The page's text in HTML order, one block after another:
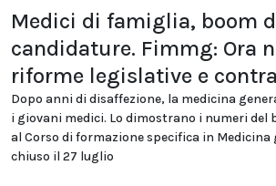
Medici di famiglia, boom
candidature. Fimmg: Ora
riforme legislative e
Dopo anni di disaffezione, la medicina
i giovani medici. Lo dimostrano i numeri del
al Corso di formazione specifica in Medicina
chiuso il 27 luglio